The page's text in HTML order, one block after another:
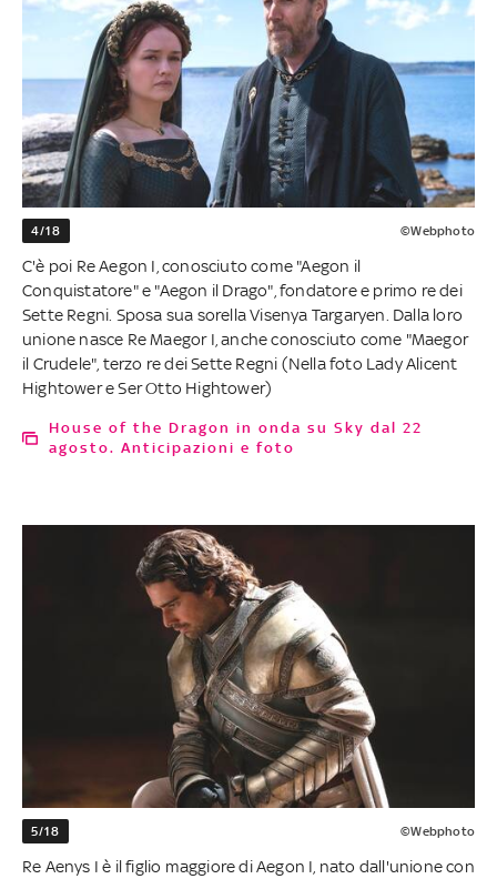
4/18 ©Webphoto
C'è poi Re Aegon I, conosciuto come "Aegon il
Conquistatore" e "Aegon il Drago", fondatore e primo re dei
Sette Regni. Sposa sua sorella Visenya Targaryen. Dalla loro
unione nasce Re Maegor I, anche conosciuto come "Maegor
il Crudele", terzo re dei Sette Regni (Nella foto Lady Alicent
Hightower e Ser Otto Hightower)
House of the Dragon in onda su Sky dal 22
agosto. Anticipazioni e foto
5/18 ©Webphoto
Re Aenys I è il figlio maggiore di Aegon I, nato dall'unione con